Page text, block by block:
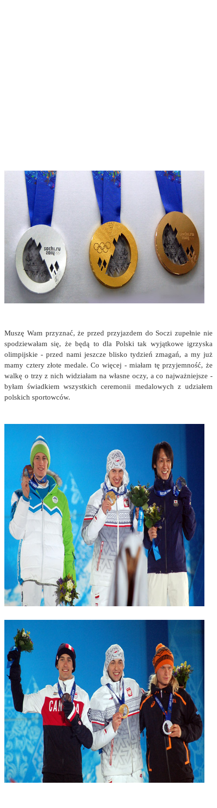
Muszę Wam przyznać, że przed przyjazdem do Soczi zupełnie nie
spodziewałam się, że będą to dla Polski tak wyjątkowe igrzyska
olimpijskie - przed nami jeszcze blisko tydzień zmagań, a my już
mamy cztery złote medale. Co więcej - miałam tę przyjemność, że
walkę o trzy z nich widziałam na własne oczy, a co najważniejsze -
byłam świadkiem wszystkich ceremonii medalowych z udziałem
polskich sportowców.